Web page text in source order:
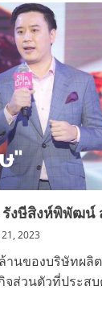
รังษีสิงห์พิพัฒน์
2023
นของบริษัทผลิ
จส่วนตัวที่ประสบ